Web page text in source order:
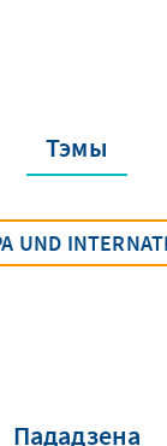
Тэмы
UND
Пададзена